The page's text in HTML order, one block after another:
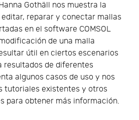
Gothäll nos muestra la
reparar y conectar mallas
en el software COMSOL
de una malla
útil en ciertos escenarios
resultados de diferentes
algunos casos de uso y nos
tutoriales existentes y otros
para obtener más información.